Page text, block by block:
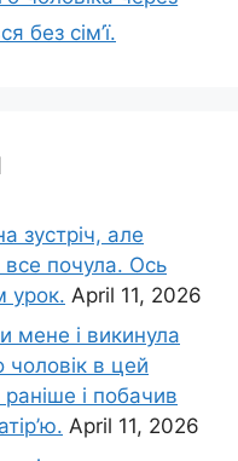
без сім’ї.
зустріч, але
все почула. Ось
урок. April 11, 2026
мене і викинула
чоловік в цей
і побачив
April 11, 2026